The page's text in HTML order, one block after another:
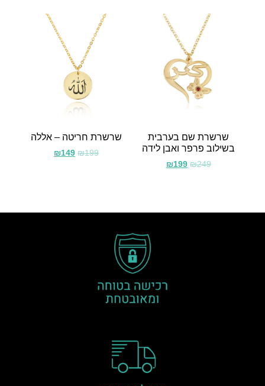
שרשרת שם בערבית
בשילוב פרפר ואבן לידה
₪249
₪199
שרשרת חריטה – אללה
₪199
₪149